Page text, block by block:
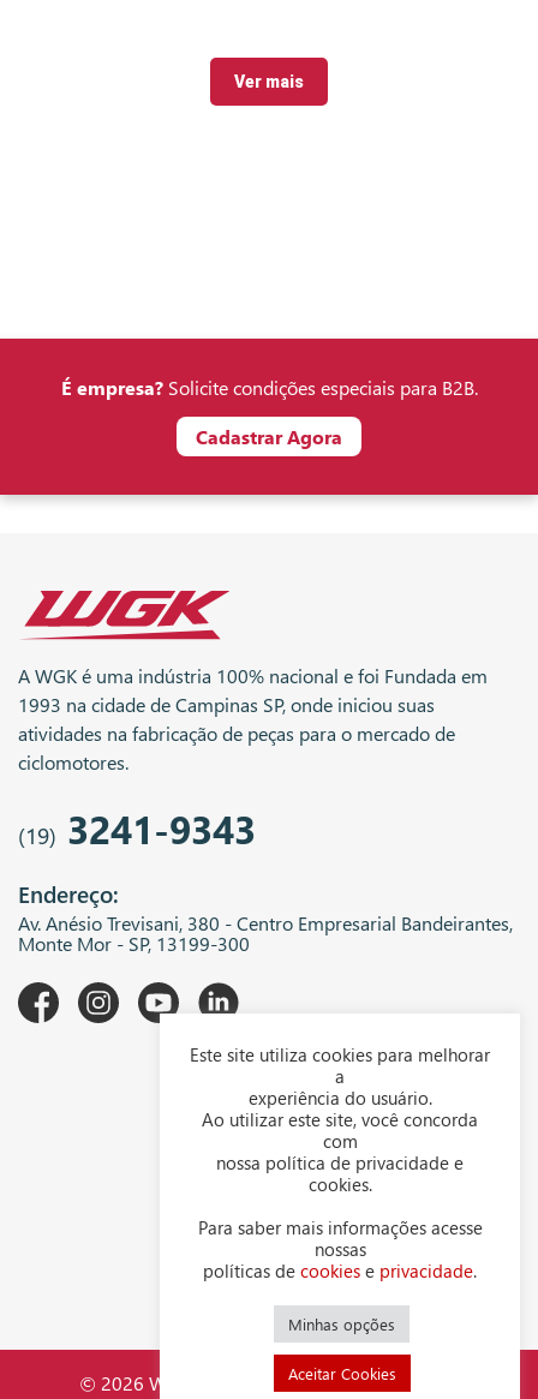
Ver mais
É empresa?Solicite condições especiais para B2B.
Cadastrar Agora
A WGK é uma indústria 100% nacional e foi Fundada em
1993 na cidade de Campinas SP, onde iniciou suas
atividades na fabricação de peças para o mercado de
ciclomotores.
(19) 3241-9343
Endereço:
Av. Anésio Trevisani, 380 - Centro Empresarial Bandeirantes,
Monte Mor - SP, 13199-300
Downloads
Representantes
Política de privacidade
Política de cookies
Contato
© 2026 WGK Indústria Mecânica LTDA - CNPJ
Este site utiliza cookies para melhorar
a
experiência do usuário.
Ao utilizar este site, você concorda
com
nossa política de privacidade e
cookies.
Para saber mais informações acesse
nossas
políticas de cookies e privacidade.
Minhas opções
Aceitar Cookies